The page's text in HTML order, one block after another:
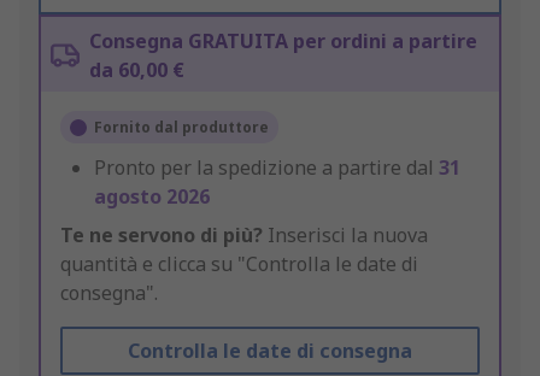
Consegna GRATUITA per ordini a partire
da 60,00 €
Fornito dal produttore
Pronto per la spedizione a partire dal 31
agosto 2026
Te ne servono di più? Inserisci la nuova
quantità e clicca su "Controlla le date di
consegna".
Controlla le date di consegna